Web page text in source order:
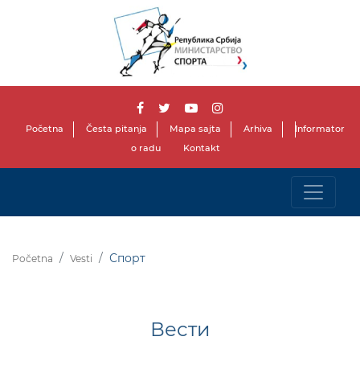
Početna Česta pitanja Mapa sajta Arhiva
Informator
o radu
Kontakt
Početna Vesti Спорт
Вести